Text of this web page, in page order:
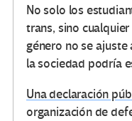
No solo los
trans, sino
género no se
la sociedad podría
Una declaración
organización de